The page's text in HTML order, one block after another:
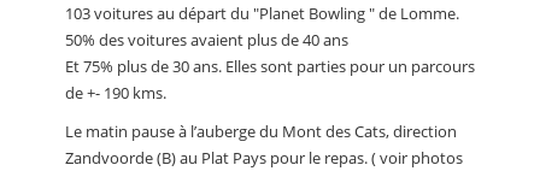
103 voitures au départ du "Planet Bowling " de Lomme.
50% des voitures avaient plus de 40 ans
Et 75% plus de 30 ans. Elles sont parties pour un parcours
de +- 190 kms.
Le matin pause à l’auberge du Mont des Cats, direction
Zandvoorde (B) au Plat Pays pour le repas. ( voir photos